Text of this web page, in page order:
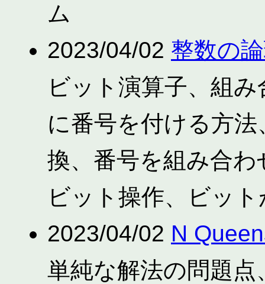
ム
2023/04/02 整数の
ビット演算子、組
に番号を付ける方
換、番号を組み合
ビット操作、ビッ
2023/04/02 N
単純な解法の問題